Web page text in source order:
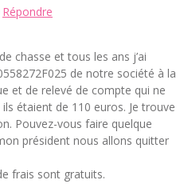
Répondre
chasse et tous les ans j’ai
de notre société à la
et de relevé de compte qui ne
étaient de 110 euros. Je trouve
Pouvez-vous faire quelque
président nous allons quitter
frais sont gratuits.